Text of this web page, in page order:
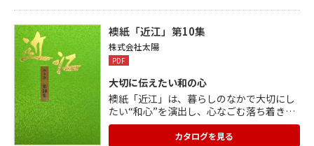
いはどのようなお部屋にも調和します。 自
然のカラーやモチーフなどおだやかなデザ
インが心を癒すとともに、空間の高さや広
がり、奥行きをさりげなく演出。 受け継が
れてきた優美さと機能性を活かしつつ、現
代のスタイルに。
襖紙「近江」第10集
株式会社太陽
PDF
大切に伝えたい和の心
襖紙「近江」は、暮らしのなかで大切にし
たい“和心”を演出し、心なごむ落ち着きの
空間をつくります。 住和風の重厚な空間か
ら、現代感覚の空間まで、さまざまな空間
カタログを見る